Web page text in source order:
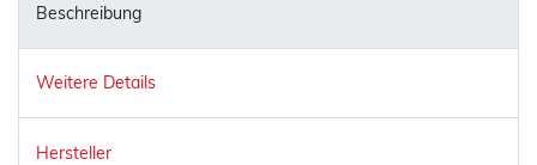
Beschreibung
Weitere Details
Hersteller